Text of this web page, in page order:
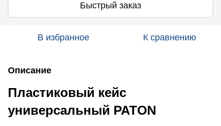
Быстрый заказ
В избранное К сравнению
Описание
Пластиковый кейс
универсальный PATON